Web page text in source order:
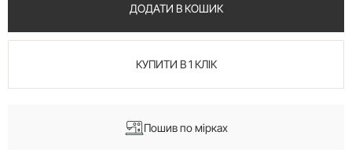
ДОДАТИ В КОШИК
КУПИТИ В 1 КЛІК
Пошив по мірках